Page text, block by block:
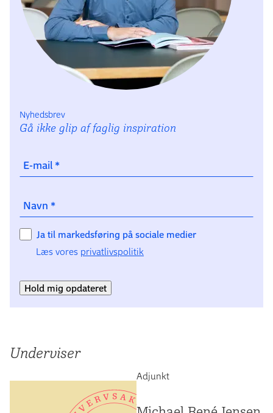
have noget erfaring med dig, der gør, at du kan
omsætte teorien til praksis.
Andre veje til optagelse
Hvis du ikke umiddelbart opfylder optagelseskravene,
har du måske kvalificeret dig ad anden vej. Har du
viden og erfaring, som du ikke har papir på? Så kan en
realkompetencevurdering være en mulighed for dig.
Kontakt vores studievejleder på
studievejledning@ek.dk, hvis du er i tvivl, om du kan
optages.
Nyhedsbrev
Gå ikke glip af faglig inspiration
E-mail *
Navn *
Ja til markedsføring på sociale medier
Læs vores privatlivspolitik
Hold mig opdateret
Underviser
Adjunkt